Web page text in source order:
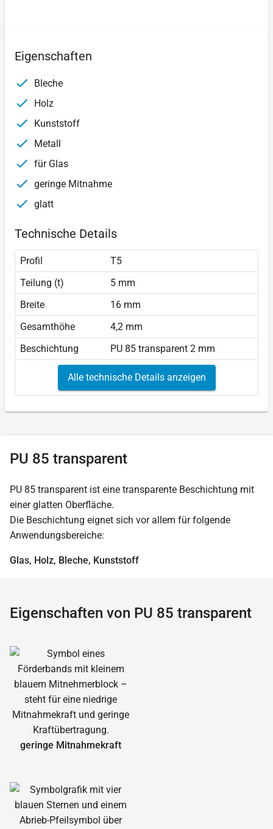
Eigenschaften
Bleche
Holz
Kunststoff
Metall
für Glas
geringe Mitnahme
glatt
Technische Details
Profil
T5
Teilung (t)
5 mm
Breite
16 mm
Gesamthöhe
4,2 mm
Beschichtung
PU 85 transparent 2 mm
Alle technische Details anzeigen
PU 85 transparent
PU 85 transparent ist eine transparente Beschichtung mit
einer glatten Oberfläche.
Die Beschichtung eignet sich vor allem für folgende
Anwendungsbereiche:
Glas, Holz, Bleche, Kunststoff
Eigenschaften von PU 85 transparent
geringe Mitnahmekraft